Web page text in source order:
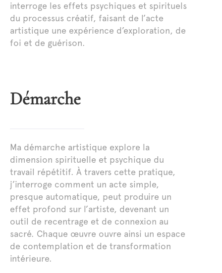
interroge les effets psychiques et spirituels
du processus créatif, faisant de l’acte
artistique une expérience d’exploration, de
foi et de guérison.
Démarche
Ma démarche artistique explore la
dimension spirituelle et psychique du
travail répétitif. À travers cette pratique,
j’interroge comment un acte simple,
presque automatique, peut produire un
effet profond sur l’artiste, devenant un
outil de recentrage et de connexion au
sacré. Chaque œuvre ouvre ainsi un espace
de contemplation et de transformation
intérieure.